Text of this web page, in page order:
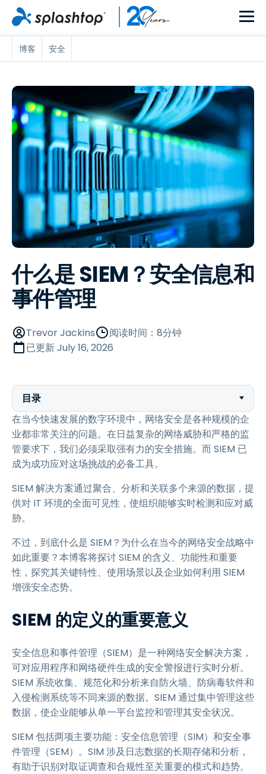
博客 安全
什么是 SIEM？安全信息和
事件管理
Trevor Jackins
阅读时间：8分钟
已更新July 16, 2026
目录
在当今快速发展的数字环境中，网络安全是各种规模的企
业都非常关注的问题。在日益复杂的网络威胁和严格的监
管要求下，我们必须采取强有力的安全措施。而 SIEM 已
成为成功应对这场挑战的必备工具。
SIEM 解决方案通过聚合、分析和关联多个来源的数据，提
供对 IT 环境的全面可见性，使组织能够实时检测和应对威
胁。
不过，到底什么是 SIEM？为什么在当今的网络安全战略中
如此重要？本博客将探讨 SIEM 的含义、功能性和重要
性，探究其关键特性、使用场景以及企业如何利用 SIEM
增强安全态势。
SIEM 的定义的重要意义
安全信息和事件管理（SIEM）是一种网络安全解决方案，
可对应用程序和网络硬件生成的安全警报进行实时分析。
SIEM 系统收集、规范化和分析来自防火墙、防病毒软件和
入侵检测系统等不同来源的数据。SIEM 通过集中管理这些
数据，使企业能够从单一平台监控和管理其安全状况。
SIEM 包括两项主要功能：安全信息管理（SIM）和安全事
件管理（SEM）。SIM 涉及日志数据的长期存储和分析，
有助于识别对取证调查和合规性至关重要的模式和趋势。